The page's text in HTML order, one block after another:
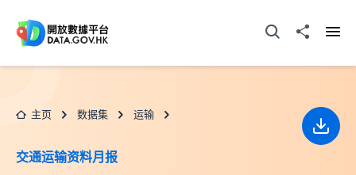
打开搜寻器分享至
主页 数据集 运输
交通运输资料月报
下载